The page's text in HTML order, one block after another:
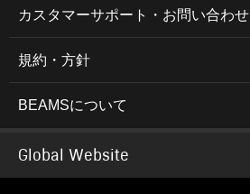
カスタマーサポート・お問い合わせ
規約・方針
BEAMSについて
Global Website